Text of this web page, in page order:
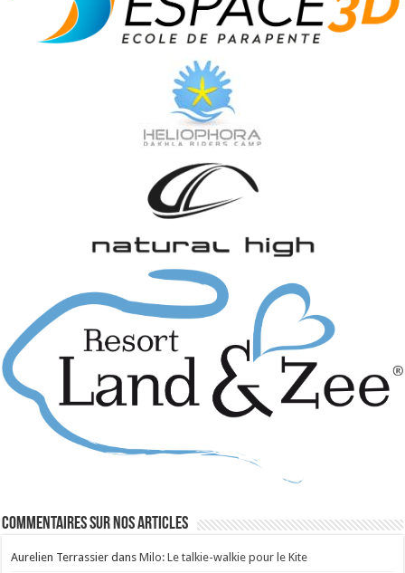
Commentaires sur nos articles
Aurelien Terrassier dansMilo: Le talkie-walkie pour le Kite